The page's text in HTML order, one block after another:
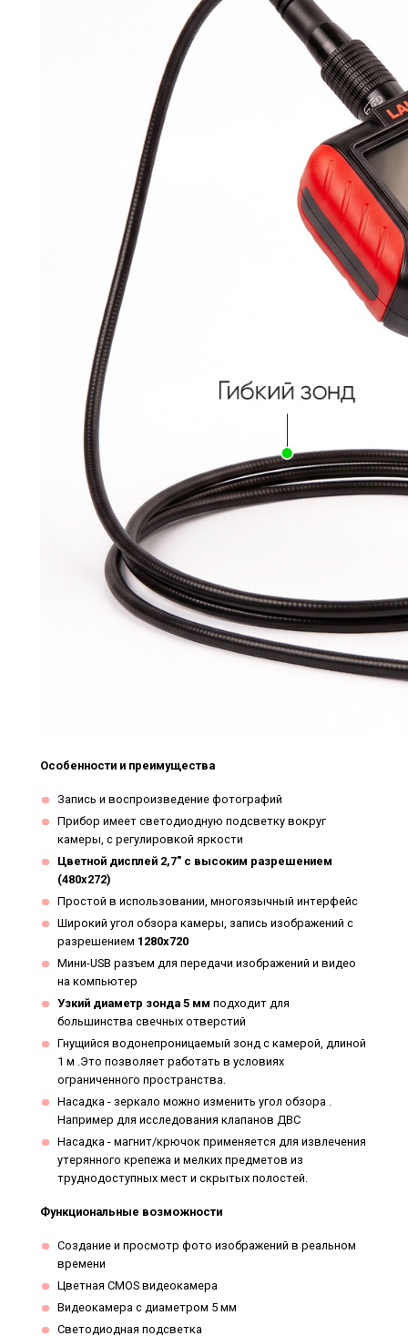
Особенности и преимущества
Запись и воспроизведение фотографий
Прибор имеет светодиодную подсветку вокруг
камеры, с регулировкой яркости
Цветной дисплей 2,7" с высоким разрешением
(480x272)
Простой в использовании, многоязычный интерфейс
Широкий угол обзора камеры, запись изображений с
разрешением 1280x720
Мини-USB разъем для передачи изображений и видео
на компьютер
Узкий диаметр зонда 5 мм подходит для
большинства свечных отверстий
Гнущийся водонепроницаемый зонд с камерой, длиной
1 м .Это позволяет работать в условиях
ограниченного пространства.
Насадка - зеркало можно изменить угол обзора .
Например для исследования клапанов ДВС
Насадка - магнит/крючок применяется для извлечения
утерянного крепежа и мелких предметов из
труднодоступных мест и скрытых полостей.
Функциональные возможности
Создание и просмотр фото изображений в реальном
времени
Цветная CMOS видеокамера
Видеокамера с диаметром 5 мм
Светодиодная подсветка